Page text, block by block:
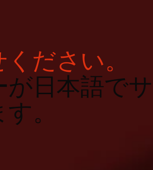
ださい。
日本語でサ
。